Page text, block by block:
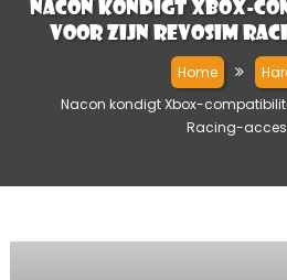
Nacon kondigt Xbox-
voor zijn Revosim
Home
Nacon kondigt Xbox-
Racing-